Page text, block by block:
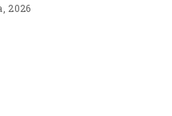
2026